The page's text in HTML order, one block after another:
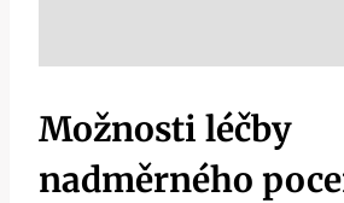
Možnosti léčby
nadměrného